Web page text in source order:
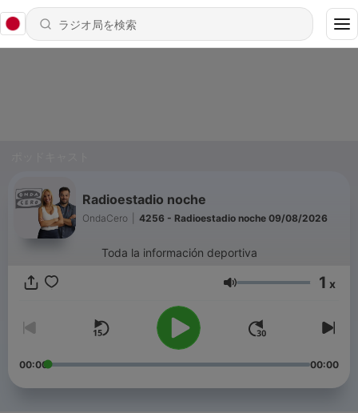
Radioestadio noche
OndaCero 4256 - Radioestadio noche 09/08/2026
Toda la información deportiva
音量 1 x
00:00 00:00